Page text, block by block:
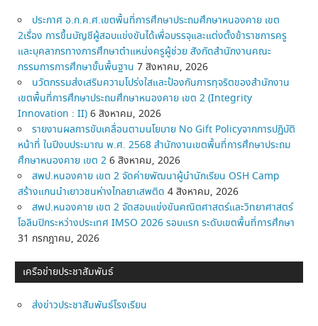
ประกาศ อ.ก.ค.ศ.เขตพื้นที่การศึกษาประถมศึกษาหนองคาย เขต
2เรื่อง การขึ้นบัญชีผู้สอบแข่งขันได้เพื่อบรรจุและแต่งตั้งข้าราชการครู
และบุคลากรทางการศึกษาตำแหน่งครูผู้ช่วย สังกัดสำนักงานคณะ
กรรมการการศึกษาขั้นพื้นฐาน 7 สิงหาคม, 2026
นวัตกรรมส่งเสริมความโปร่งใสและป้องกันการทุจริตของสำนักงาน
เขตพื้นที่การศึกษาประถมศึกษาหนองคาย เขต 2 (Integrity
Innovation : II) 6 สิงหาคม, 2026
รายงานผลการขับเคลื่อนตามนโยบาย No Gift Policyจากการปฏิบัติ
หน้าที่ ในปีงบประมาณ พ.ศ. 2568 สำนักงานเขตพื้นที่การศึกษาประถม
ศึกษาหนองคาย เขต 2 6 สิงหาคม, 2026
สพป.หนองคาย เขต 2 จัดค่ายพัฒนาผู้นำนักเรียน OSH Camp
สร้างแกนนำเยาวชนห่างไกลยาเสพติด 4 สิงหาคม, 2026
สพป.หนองคาย เขต 2 จัดสอบแข่งขันคณิตศาสตร์และวิทยาศาสตร์
โอลิมปิกระหว่างประเทศ IMSO 2026 รอบแรก ระดับเขตพื้นที่การศึกษา
31 กรกฎาคม, 2026
เครือข่ายประชาสัมพันธ์
ส่งข่าวประชาสัมพันธ์โรงเรียน